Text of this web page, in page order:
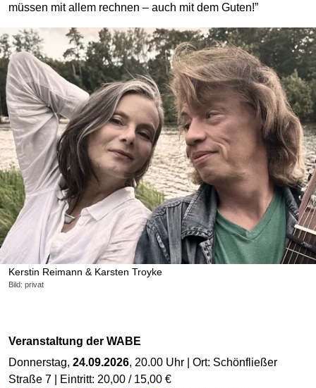
Kerstin Reimann & Karsten Troyke
Bild: privat
müssen mit allem rechnen – auch mit dem Guten!”
Veranstaltung der WABE
Donnerstag, 24.09.2026, 20.00 Uhr | Ort: Schönfließer
Straße 7 | Eintritt: 20,00 / 15,00 €